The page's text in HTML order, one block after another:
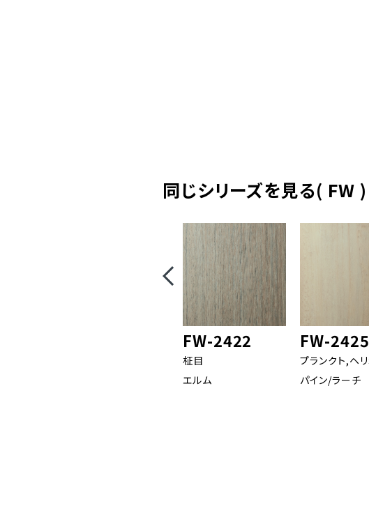
同じシリーズを見る( FW )
FW-2422
柾目
エルム
FW-2425
プランクト,ヘ
パイン/ラーチ